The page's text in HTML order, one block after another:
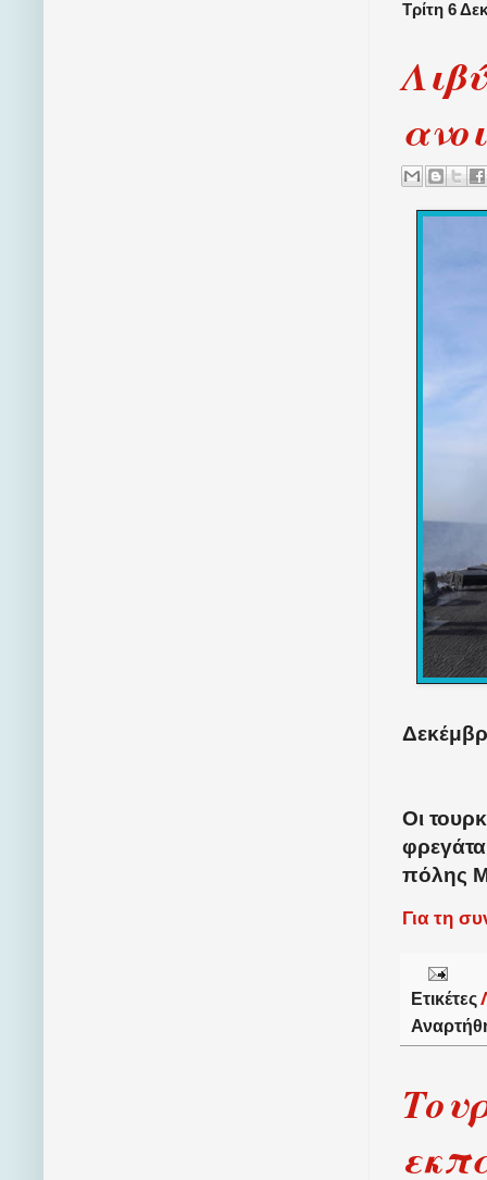
Τρίτη 6
Οι
φρεγάτα
πόλης
Για τη
Ετικέτες